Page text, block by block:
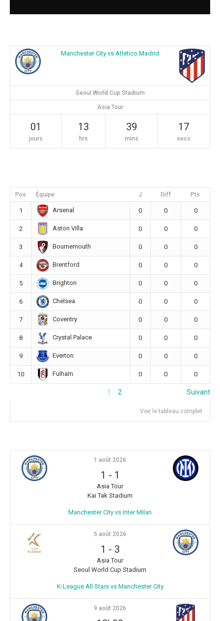
Manchester City vs Atletico Madrid
Seoul World Cup Stadium
Asia Tour
01
jours
13
hrs
39
mins
16
secs
Pos Équipe J Diff Pts
1 Arsenal 0 0 0
2 Aston Villa 0 0 0
3 Bournemouth 0 0 0
4 Brentford 0 0 0
5 Brighton 0 0 0
6 Chelsea 0 0 0
7 Coventry 0 0 0
8 Crystal Palace 0 0 0
9 Everton 0 0 0
10 Fulham 0 0 0
1 2 Suivant
Voir le tableau complet
1 août 2026
1 - 1
Asia Tour
Kai Tak Stadium
Manchester City vs Inter Milan
5 août 2026
1 - 3
Asia Tour
Seoul World Cup Stadium
K-League All Stars vs Manchester City
9 août 2026